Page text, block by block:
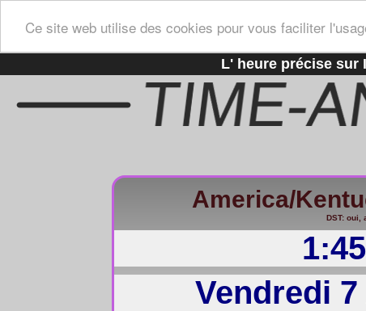
Ce site web utilise des cookies pour vous faciliter
L' heure précise sur
America/
DST: oui,
Vendredi